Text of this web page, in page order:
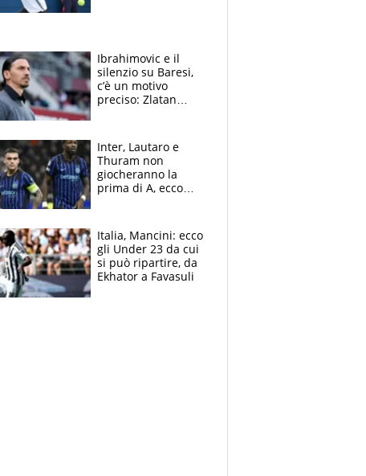
Ibrahimovic e il
silenzio su Baresi,
c’è un motivo
preciso: Zlatan
e dalla morte di
Raiola
Inter, Lautaro e
Thuram non
giocheranno la
prima di A, ecco
Esposito ma la
garanzia è Stankovic
Italia, Mancini: ecco
gli Under 23 da cui
si può ripartire, da
Ekhator a Favasuli